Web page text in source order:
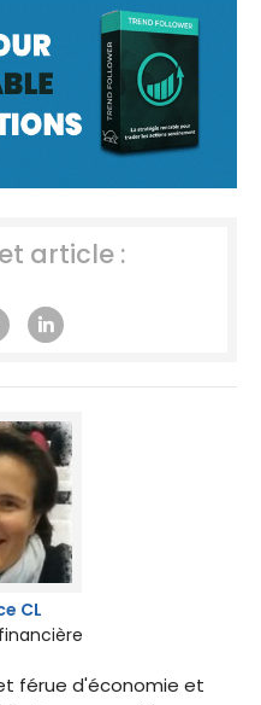
article :
CL
férue d'économie et